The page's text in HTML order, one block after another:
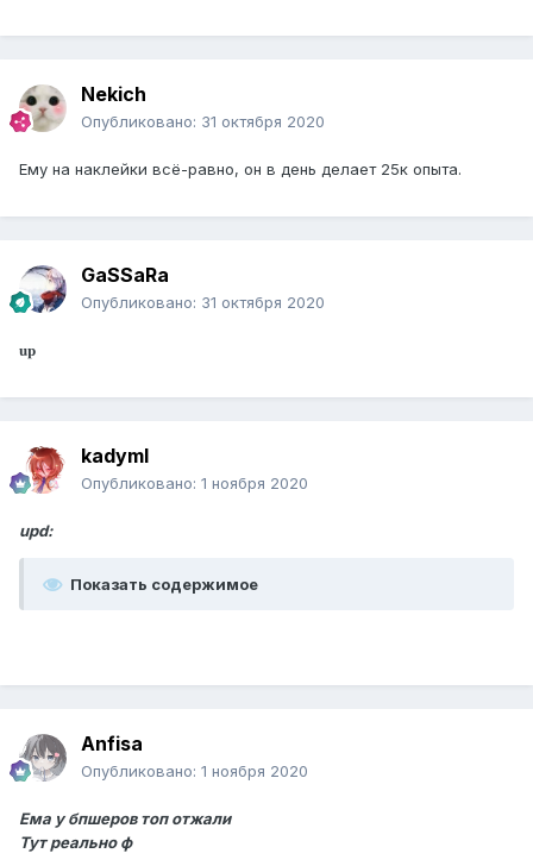
Nekich
Опубликовано: 31 октября 2020
Ему на наклейки всё-равно, он в день делает 25к опыта.
GaSSaRa
Опубликовано: 31 октября 2020
up
kadymI
Опубликовано: 1 ноября 2020
upd:
Показать содержимое
Anfisa
Опубликовано: 1 ноября 2020
Ема у бпшеров топ отжали
Тут реально ф